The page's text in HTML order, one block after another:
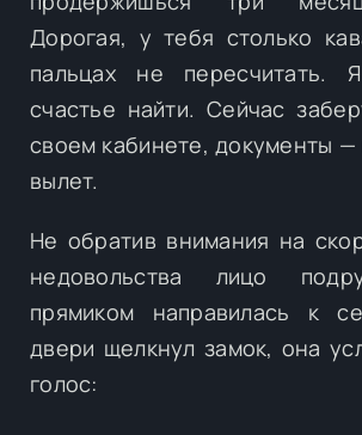
Дорогая, у тебя столько
пальцах не пересчитать.
счастье найти. Сейчас
своем кабинете, документы —
вылет.
Не обратив внимания на
недовольства лицо
прямиком направилась к
двери щелкнул замок, она
голос: